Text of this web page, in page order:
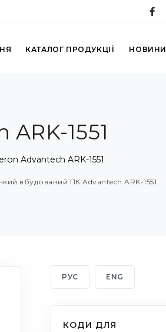
КАТАЛОГ ПРОДУКЦІЇ НОВИНИ
1551
Advantech ARK-1551
вбудований ПК Advantech ARK-1551
РУС ENG
КОДИ ДЛЯ